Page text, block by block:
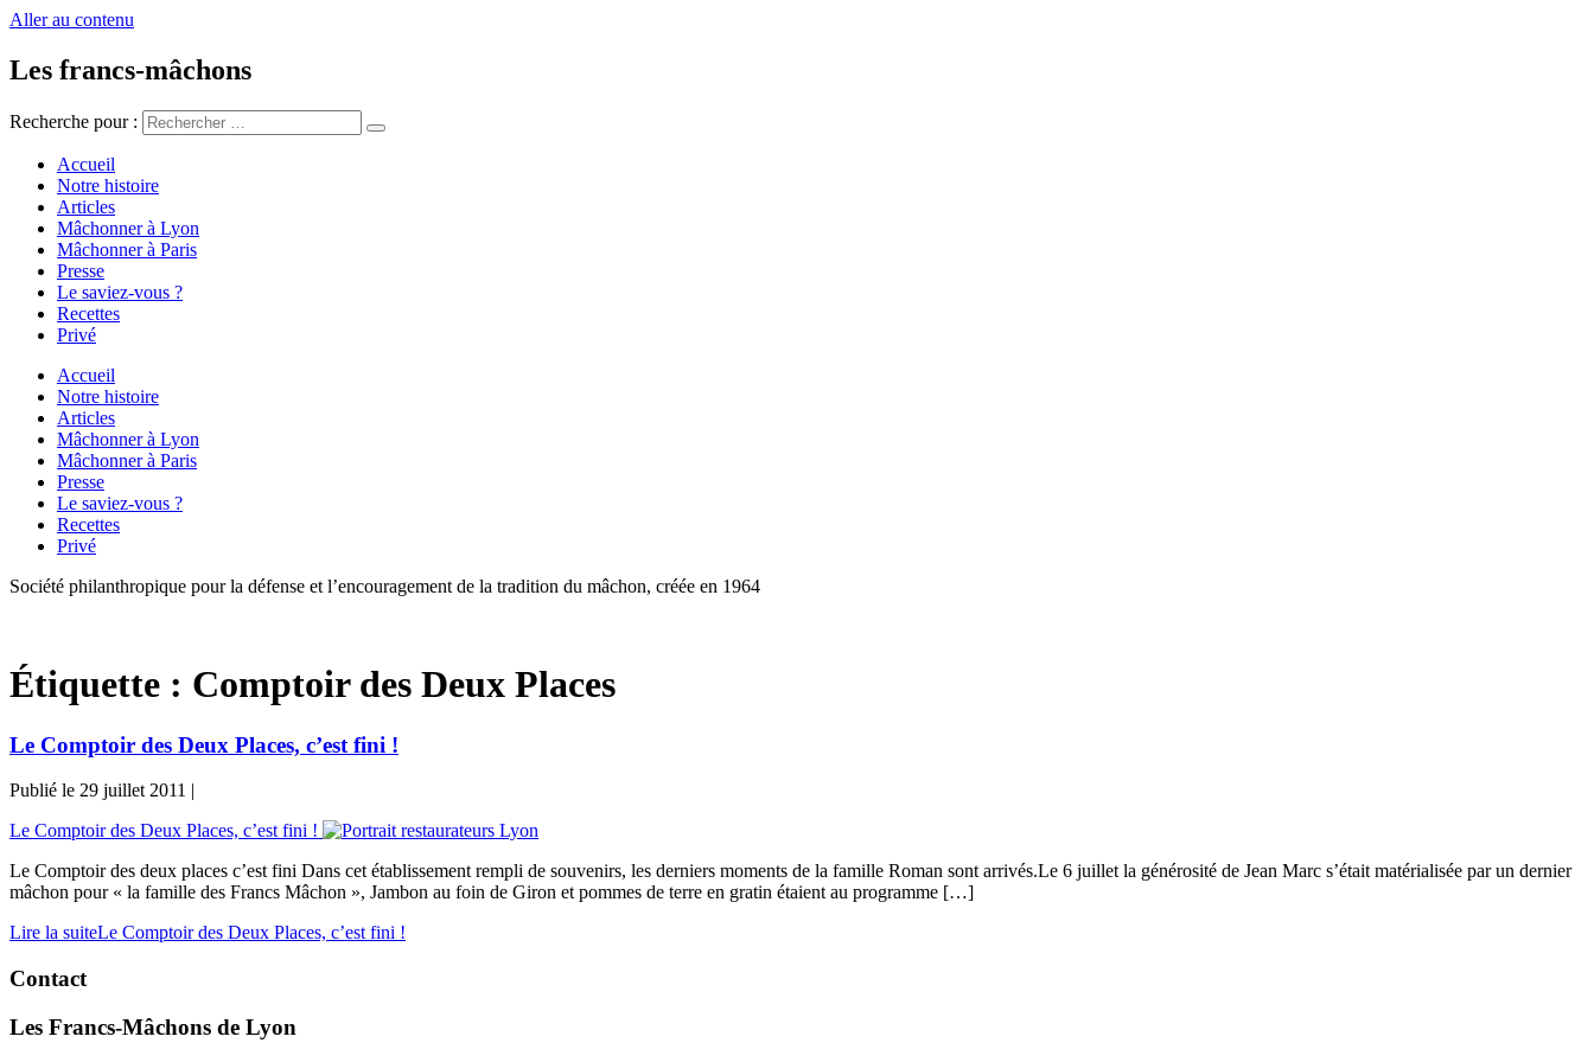
Aller au contenu
Les francs-mâchons
Recherche pour :
Accueil
Notre histoire
Articles
Mâchonner à Lyon
Mâchonner à Paris
Presse
Le saviez-vous ?
Recettes
Privé
Accueil
Notre histoire
Articles
Mâchonner à Lyon
Mâchonner à Paris
Presse
Le saviez-vous ?
Recettes
Privé
Société philanthropique pour la défense et l’encouragement de la tradition du mâchon, créée en 1964
Étiquette : Comptoir des Deux Places
Le Comptoir des Deux Places, c’est fini !
Publié le 29 juillet 2011 |
Le Comptoir des Deux Places, c’est fini !
Le Comptoir des deux places c’est fini Dans cet établissement rempli de souvenirs, les derniers moments de la famille Roman sont arrivés.Le 6 juillet la générosité de Jean Marc s’était matérialisée par un dernier
mâchon pour « la famille des Francs Mâchon », Jambon au foin de Giron et pommes de terre en gratin étaient au programme […]
Lire la suiteLe Comptoir des Deux Places, c’est fini !
Contact
Les Francs-Mâchons de Lyon